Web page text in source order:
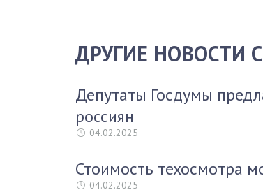
ДРУГИЕ НОВОСТИ
Депутаты Госдумы
россиян
04.02.2025
Стоимость техосмотра
04.02.2025